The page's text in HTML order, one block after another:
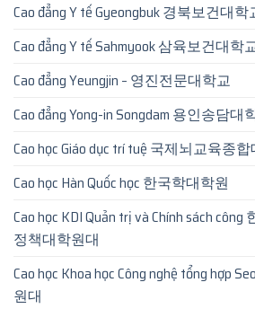
Cao đẳng Y tế Gyeongbuk 경북보건대학
Cao đẳng Y tế Sahmyook 삼육보건대학
Cao đẳng Yeungjin – 영진전문대학교
Cao đẳng Yong-in Songdam 용인송담대
Cao học Giáo dục trí tuệ 국제뇌교육종
Cao học Hàn Quốc học 한국학대학원
Cao học KDI Quản trị và Chính sách
정책대학원대
Cao học Khoa học Công nghệ tổng hợp
원대